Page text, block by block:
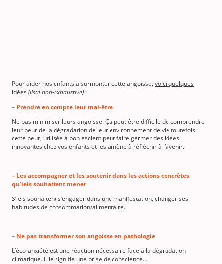
Pour aider nos enfants à surmonter cette angoisse, voici quelques
idées (liste non-exhaustive) :
– Prendre en compte leur mal-être
Ne pas minimiser leurs angoisse. Ça peut être difficile de comprendre
leur peur de la dégradation de leur environnement de vie toutefois
cette peur, utilisée à bon escient peut faire germer des idées
innovantes chez vos enfants et les amène à réfléchir à l’avenir.
– Les accompagner et les soutenir dans les actions concrètes
qu’iels souhaitent mener
S’iels souhaitent s’engager dans une manifestation, changer ses
habitudes de consommation/alimentaire.
– Ne pas transformer son angoisse en pathologie
L’éco-anxiété est une réaction nécessaire face à la dégradation
climatique. Elle signifie une prise de conscience…